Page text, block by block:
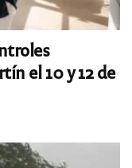
el 10 y 12 de